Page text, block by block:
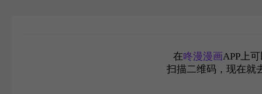
在咚漫漫画APP上
扫描二维码，现在就